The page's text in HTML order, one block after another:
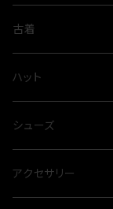
古着
ハット
シューズ
アクセサリー